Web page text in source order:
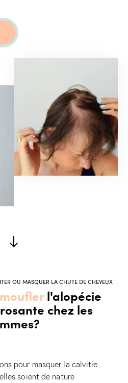
OU MASQUER LA CHUTE DE CHEVEUX
l'alopécie
chez les
pour masquer la calvitie
soient de nature